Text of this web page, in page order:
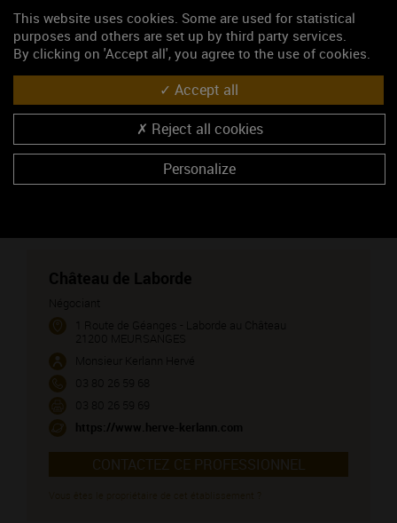
CHABLIS (vin blanc)
CHAMBOLLE-MUSIGNY 1ER CRU (vin rouge)
GEVREY-CHAMBERTIN (vin rouge)
GEVREY-CHAMBERTIN 1ER CRU - Les Corbeaux (vin rouge)
GEVREY-CHAMBERTIN 1ER CRU - Les Goulots (vin rouge)
VOSNE-ROMANEE 1ER CRU - Les Malconsorts (vin rouge)
Château de Laborde
Négociant
1 Route de Géanges - Laborde au Château
21200 MEURSANGES
Monsieur Kerlann Hervé
03 80 26 59 68
03 80 26 59 69
https://www.herve-kerlann.com
CONTACTEZ CE PROFESSIONNEL
This website uses cookies. Some are used for statistical
purposes and others are set up by third party services.
By clicking on 'Accept all', you agree to the use of cookies.
Accept all
Reject all cookies
Personalize